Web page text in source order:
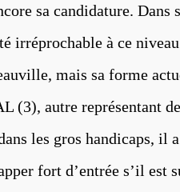
sa candidature.
irréprochable à ce
mais sa forme
(3), autre représentant
les gros handicaps, il
fort d’entrée s’il est